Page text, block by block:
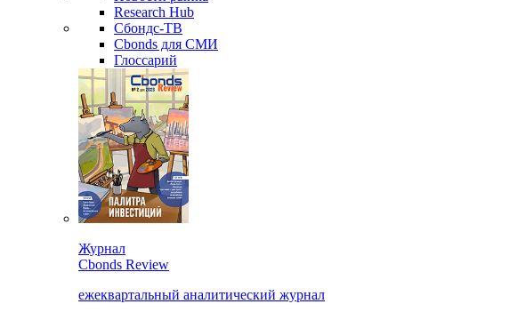
Research Hub
Сбондс-ТВ
Cbonds для СМИ
Глоссарий
Журнал
Cbonds Review
ежеквартальный аналитический журнал